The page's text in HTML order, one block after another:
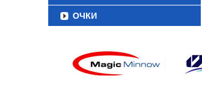
ОЧКИ